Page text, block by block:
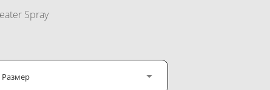
Spray